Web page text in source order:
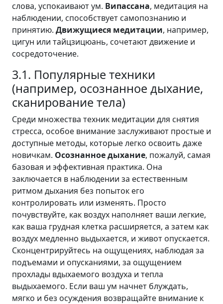
слова, успокаивают ум. Випассана, медитация на
наблюдении, способствует самопознанию и
принятию. Движущиеся медитации, например,
цигун или тайцзицюань, сочетают движение и
сосредоточение.
3.1. Популярные техники
(например, осознанное дыхание,
сканирование тела)
Среди множества техник медитации для снятия
стресса, особое внимание заслуживают простые и
доступные методы, которые легко освоить даже
новичкам. Осознанное дыхание, пожалуй, самая
базовая и эффективная практика. Она
заключается в наблюдении за естественным
ритмом дыхания без попыток его
контролировать или изменять. Просто
почувствуйте, как воздух наполняет ваши легкие,
как ваша грудная клетка расширяется, а затем как
воздух медленно выдыхается, и живот опускается.
Сконцентрируйтесь на ощущениях, наблюдая за
подъемами и опусканиями, за ощущением
прохлады вдыхаемого воздуха и тепла
выдыхаемого. Если ваш ум начнет блуждать,
мягко и без осуждения возвращайте внимание к